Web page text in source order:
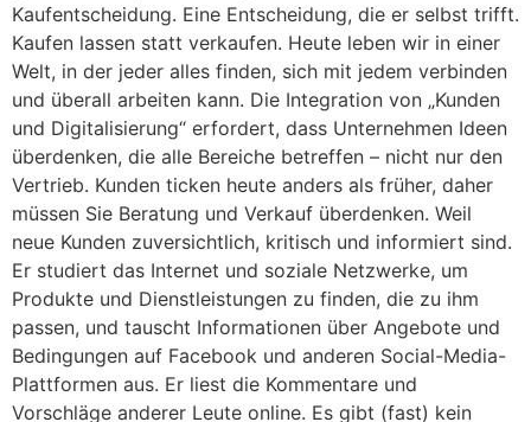
Kaufentscheidung. Eine Entscheidung, die er selbst trifft.
Kaufen lassen statt verkaufen. Heute leben wir in einer
Welt, in der jeder alles finden, sich mit jedem verbinden
und überall arbeiten kann. Die Integration von „Kunden
und Digitalisierung“ erfordert, dass Unternehmen Ideen
überdenken, die alle Bereiche betreffen – nicht nur den
Vertrieb. Kunden ticken heute anders als früher, daher
müssen Sie Beratung und Verkauf überdenken. Weil
neue Kunden zuversichtlich, kritisch und informiert sind.
Er studiert das Internet und soziale Netzwerke, um
Produkte und Dienstleistungen zu finden, die zu ihm
passen, und tauscht Informationen über Angebote und
Bedingungen auf Facebook und anderen Social-Media-
Plattformen aus. Er liest die Kommentare und
Vorschläge anderer Leute online. Es gibt (fast) kein